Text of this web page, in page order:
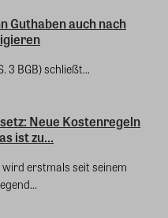
Guthaben auch nach
3 BGB) schließt...
Neue Kostenregeln
ist zu...
wird erstmals seit seinem